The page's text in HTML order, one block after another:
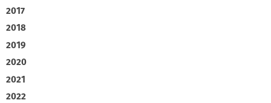
2017
2018
2019
2020
2021
2022